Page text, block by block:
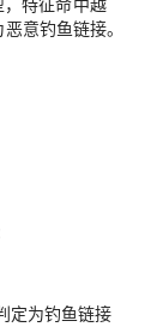
意钓鱼链接。
定为钓鱼链接